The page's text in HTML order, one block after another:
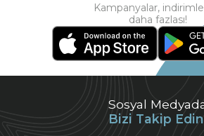
Sosyal
Bizi Takip
Kampanyalar,
daha fazlası!